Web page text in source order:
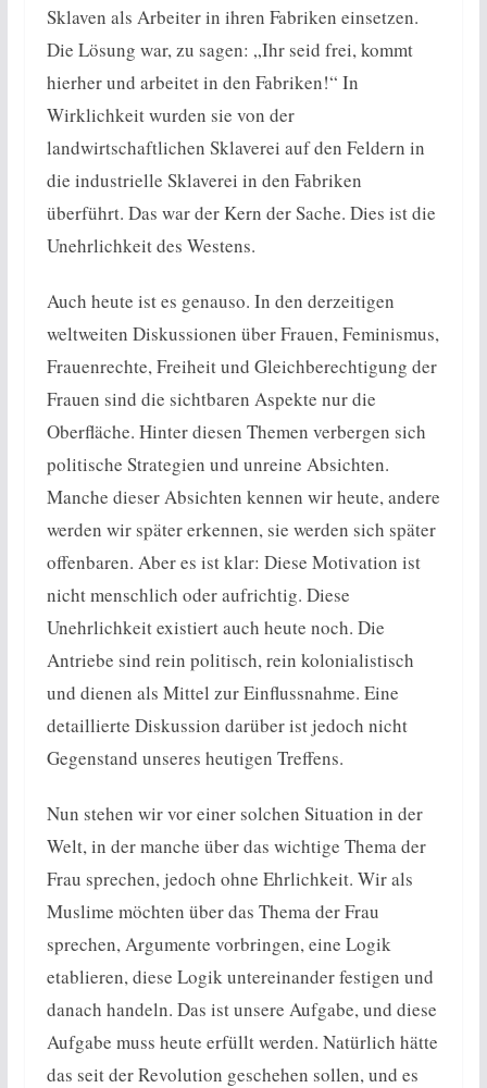
Sklaven als Arbeiter in ihren Fabriken einsetzen.
Die Lösung war, zu sagen: „Ihr seid frei, kommt
hierher und arbeitet in den Fabriken!“ In
Wirklichkeit wurden sie von der
landwirtschaftlichen Sklaverei auf den Feldern in
die industrielle Sklaverei in den Fabriken
überführt. Das war der Kern der Sache. Dies ist die
Unehrlichkeit des Westens.
Auch heute ist es genauso. In den derzeitigen
weltweiten Diskussionen über Frauen, Feminismus,
Frauenrechte, Freiheit und Gleichberechtigung der
Frauen sind die sichtbaren Aspekte nur die
Oberfläche. Hinter diesen Themen verbergen sich
politische Strategien und unreine Absichten.
Manche dieser Absichten kennen wir heute, andere
werden wir später erkennen, sie werden sich später
offenbaren. Aber es ist klar: Diese Motivation ist
nicht menschlich oder aufrichtig. Diese
Unehrlichkeit existiert auch heute noch. Die
Antriebe sind rein politisch, rein kolonialistisch
und dienen als Mittel zur Einflussnahme. Eine
detaillierte Diskussion darüber ist jedoch nicht
Gegenstand unseres heutigen Treffens.
Nun stehen wir vor einer solchen Situation in der
Welt, in der manche über das wichtige Thema der
Frau sprechen, jedoch ohne Ehrlichkeit. Wir als
Muslime möchten über das Thema der Frau
sprechen, Argumente vorbringen, eine Logik
etablieren, diese Logik untereinander festigen und
danach handeln. Das ist unsere Aufgabe, und diese
Aufgabe muss heute erfüllt werden. Natürlich hätte
das seit der Revolution geschehen sollen, und es